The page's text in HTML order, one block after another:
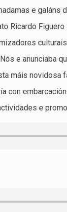
e galáns
Ricardo
e anunciaba
máis novidosa
con
e